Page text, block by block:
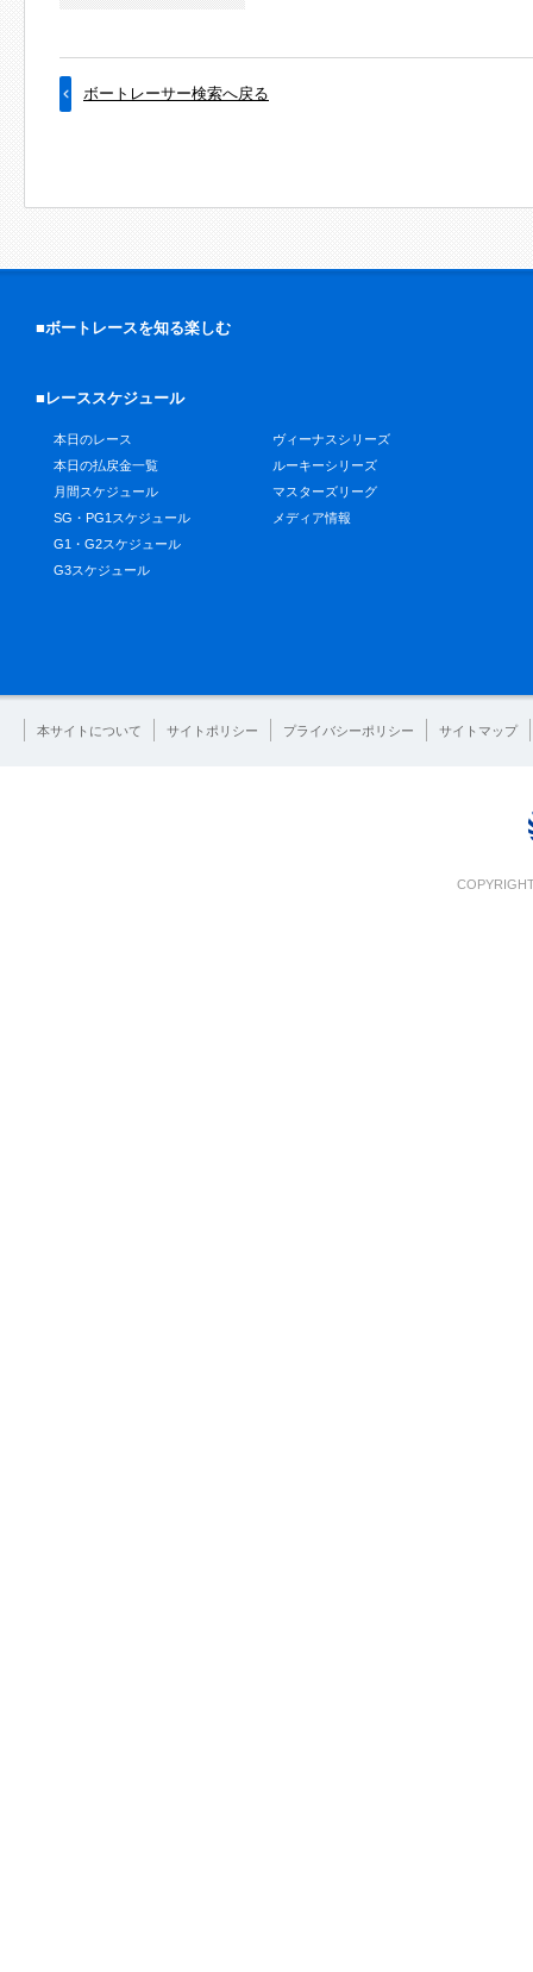
ボートレーサー検索へ戻る
■ボートレースを知る楽しむ
■レーススケジュール
本日のレース
本日の払戻金一覧
月間スケジュール
SG・PG1スケジュール
G1・G2スケジュール
G3スケジュール
ヴィーナスシリーズ
ルーキーシリーズ
マスターズリーグ
メディア情報
本サイトについて サイトポリシー プライバシーポリシー サイトマップ